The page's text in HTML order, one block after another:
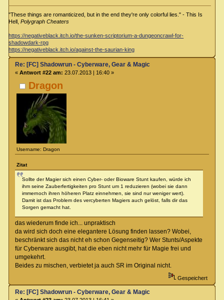
"These things are romanticized, but in the end they're only colorful lies." - This Is
Hell,Polygraph Cheaters
https://negativeblack.itch.io/the-sunken-scriptorium-a-dungeoncrawl-for-
shadowdark-rpg
https://negativeblack.itch.io/against-the-saurian-king
Dragon
Username: Dragon
Re: [FC] Shadowrun - Cyberware, Gear & Magic
« Antwort #22 am: 23.07.2013 | 16:40 »
Zitat
Sollte der Magier sich einen Cyber- oder Bioware Stunt kaufen, würde ich
ihm seine Zauberfertigkeiten pro Stunt um 1 reduzieren (wobei sie dann
immernoch ihren höheren Platz einnehmen, sie sind nur weniger wert).
Damit ist das Problem des vercyberten Magiers auch gelöst, falls dir das
Sorgen gemacht hat.
das wiederum finde ich... unpraktisch
da wird sich doch eine elegantere Lösung finden lassen? Wobei,
beschränkt sich das nicht eh schon Gegenseitig? Wer Stunts/Aspekte
für Cyberware ausgibt, hat die eben nicht mehr für Magie frei und
umgekehrt.
Beides zu mischen, verbietet ja auch SR im Original nicht.
Gespeichert
Re: [FC] Shadowrun - Cyberware, Gear & Magic